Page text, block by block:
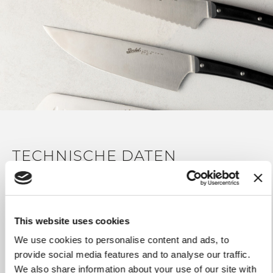
This website uses cookies
We use cookies to personalise content and ads, to
provide social media features and to analyse our traffic.
We also share information about your use of our site with
Griff aus hitzebeständigem thermoplastischem
Polymer
Mattes Finish
Vernietete Edelstahlstifte AISI 303
Spülmaschinenfest
Verwenden Sie keine scheuernden Stoffe oder
TECHNISCHE DATEN
Gesamtlänge 40 cm
Klingenmaterial
Edelstahl 1.4034 AISI 420;